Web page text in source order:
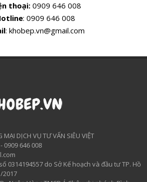
thoại:0909 646 008
: 0909 646 008
: khobep.vn@gmail.com
MẠI DỊCH VỤ TƯ VẤN SIÊU VIỆT
0909 646 008
0314194557 do Sở Kế hoạch và đầu tư TP. Hồ
2017